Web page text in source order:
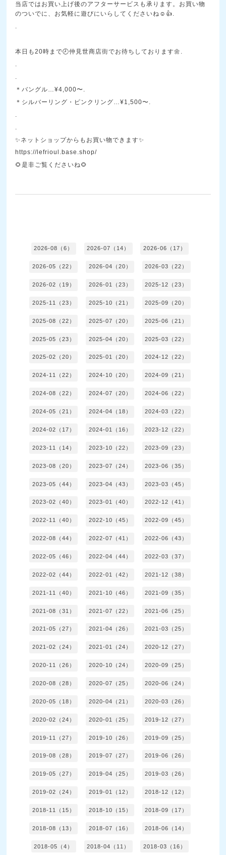
当店ではお買い上げ後のアフターサービスも承ります。お買い物
のついでに、お気軽に遊びにいらしてくださいね☺️👍.
.
本日も20時まで🕗仲見世商店街でお待ちしております🌼.
.
.
＊バングル…¥4,000〜.
＊シルバーリング・ピンクリング…¥1,500〜.
✨ネットショップからもお買い物できます✨
https://lefrioul.base.shop/
🌻是非ご覧くださいね🌻
2026-08（6） 2026-07（14） 2026-06（17）
2026-05（22） 2026-04（20） 2026-03（22）
2026-02（19） 2026-01（23） 2025-12（23）
2025-11（23） 2025-10（21） 2025-09（20）
2025-08（22） 2025-07（20） 2025-06（21）
2025-05（23） 2025-04（20） 2025-03（22）
2025-02（20） 2025-01（20） 2024-12（22）
2024-11（22） 2024-10（20） 2024-09（21）
2024-08（22） 2024-07（20） 2024-06（22）
2024-05（21） 2024-04（18） 2024-03（22）
2024-02（17） 2024-01（16） 2023-12（22）
2023-11（14） 2023-10（22） 2023-09（23）
2023-08（20） 2023-07（24） 2023-06（35）
2023-05（44） 2023-04（43） 2023-03（45）
2023-02（40） 2023-01（40） 2022-12（41）
2022-11（40） 2022-10（45） 2022-09（45）
2022-08（44） 2022-07（41） 2022-06（43）
2022-05（46） 2022-04（44） 2022-03（37）
2022-02（44） 2022-01（42） 2021-12（38）
2021-11（40） 2021-10（46） 2021-09（35）
2021-08（31） 2021-07（22） 2021-06（25）
2021-05（27） 2021-04（26） 2021-03（25）
2021-02（24） 2021-01（24） 2020-12（27）
2020-11（26） 2020-10（24） 2020-09（25）
2020-08（28） 2020-07（25） 2020-06（24）
2020-05（18） 2020-04（21） 2020-03（26）
2020-02（24） 2020-01（25） 2019-12（27）
2019-11（27） 2019-10（26） 2019-09（25）
2019-08（28） 2019-07（27） 2019-06（26）
2019-05（27） 2019-04（25） 2019-03（26）
2019-02（24） 2019-01（12） 2018-12（12）
2018-11（15） 2018-10（15） 2018-09（17）
2018-08（13） 2018-07（16） 2018-06（14）
2018-05（4） 2018-04（11） 2018-03（16）